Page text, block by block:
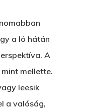
a ló hátán
A
mellette.
leesik
a valóság,